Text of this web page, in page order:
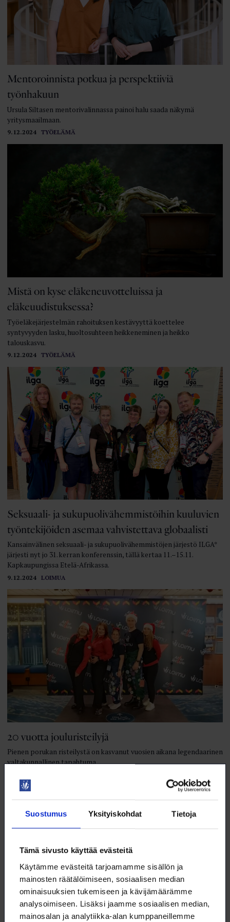
Suostumus Yksityiskohdat Tietoja
Tämä sivusto käyttää evästeitä
Käytämme evästeitä tarjoamamme sisällön ja
mainosten räätälöimiseen, sosiaalisen median
ominaisuuksien tukemiseen ja kävijämäärämme
analysoimiseen. Lisäksi jaamme sosiaalisen median,
mainosalan ja analytiikka-alan kumppaneillemme
9.12.2024 TYÖELÄMÄ
Mentoroinnista potkua ja perspektiiviä
työnhakuun
Ursula Siltasen mentorivalinnassa painoi halu saada näkymä
yritysmaailmaan.
9.12.2024 TYÖELÄMÄ
Mistä on kyse eläkeneuvotteluissa ja
eläkeuudistuksessa?
Työeläkejärjestelmän rahoituksen kestävyyttä koettelee
syntyvyyden lasku, huoltosuhteen heikkeneminen ja heikko
talouskasvu.
9.12.2024 LOIMUA
Seksuaali- ja sukupuolivähemmistöihin kuuluvien
työntekijöiden asemaa vahvistettava globaalisti
Kansainvälinen seksuaali- ja sukupuolivähemmistöjen järjestö ILGA*
järjesti nyt jo 31. kerran konferenssin, tällä kertaa 11.–15.11.
Kapkaupungissa Etelä-Afrikassa.
20 vuotta jouluristeilyjä
Pienen porukan risteilystä on kasvanut vuosien aikana legendaarinen
valtakunnallinen tapahtuma.